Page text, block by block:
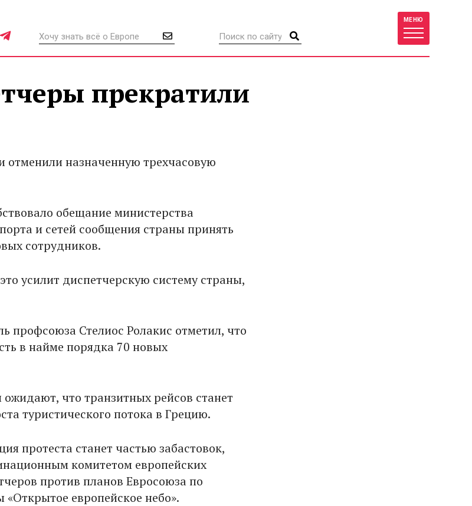
МЕНЮ
прекратили
отменили назначенную трехчасовую
обещание министерства
и сетей сообщения страны принять
сотрудников.
усилит диспетчерскую систему страны,
профсоюза Стелиос Ролакис отметил, что
в найме порядка 70 новых
что транзитных рейсов станет
туристического потока в Грецию.
протеста станет частью забастовок,
комитетом европейских
против планов Евросоюза по
европейское небо».